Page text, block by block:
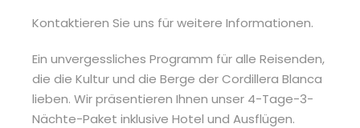
Kontaktieren Sie uns für weitere Informationen.
Ein unvergessliches Programm für alle Reisenden,
die die Kultur und die Berge der Cordillera Blanca
lieben. Wir präsentieren Ihnen unser 4-Tage-3-
Nächte-Paket inklusive Hotel und Ausflügen.